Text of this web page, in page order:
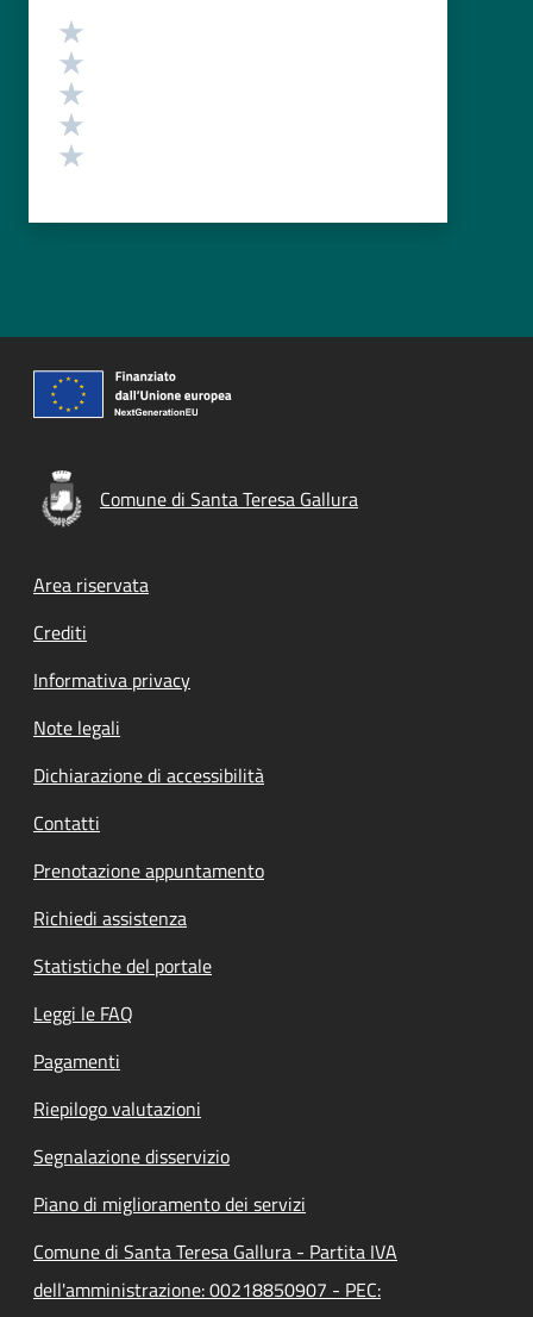
Valutazione
Comune di Santa Teresa Gallura
Footer menu
Area riservata
Crediti
Informativa privacy
Note legali
Dichiarazione di accessibilità
Contatti
Prenotazione appuntamento
Richiedi assistenza
Statistiche del portale
Leggi le FAQ
Pagamenti
Riepilogo valutazioni
Segnalazione disservizio
Piano di miglioramento dei servizi
Comune di Santa Teresa Gallura - Partita IVA
dell'amministrazione: 00218850907 - PEC: